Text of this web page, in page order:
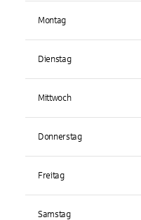
Montag
Dienstag
Mittwoch
Donnerstag
Freitag
Samstag